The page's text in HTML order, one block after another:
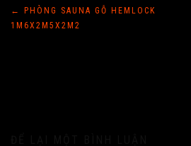
Điều
←
PHÒNG SAUNA GỖ HEMLOCK
1M6X2M5X2M2